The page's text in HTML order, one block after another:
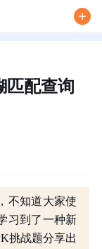
匹配查询
不知道大家使
习到了一种新
挑战题分享出